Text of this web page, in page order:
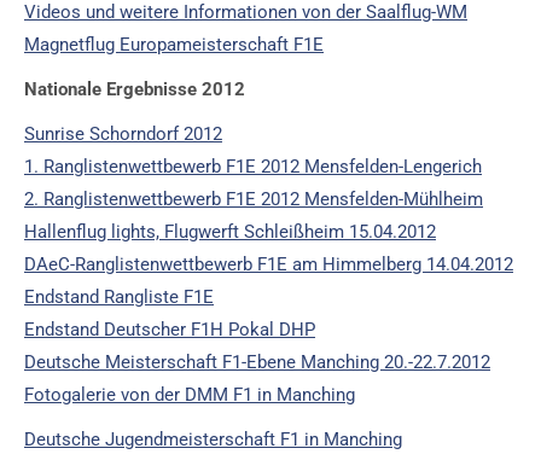
Videos und weitere Informationen von der Saalflug-WM
Magnetflug Europameisterschaft F1E
Nationale Ergebnisse 2012
Sunrise Schorndorf 2012
1. Ranglistenwettbewerb F1E 2012 Mensfelden-Lengerich
2. Ranglistenwettbewerb F1E 2012 Mensfelden-Mühlheim
Hallenflug lights, Flugwerft Schleißheim 15.04.2012
DAeC-Ranglistenwettbewerb F1E am Himmelberg 14.04.2012
Endstand Rangliste F1E
Endstand Deutscher F1H Pokal DHP
Deutsche Meisterschaft F1-Ebene Manching 20.-22.7.2012
Fotogalerie von der DMM F1 in Manching
Deutsche Jugendmeisterschaft F1 in Manching